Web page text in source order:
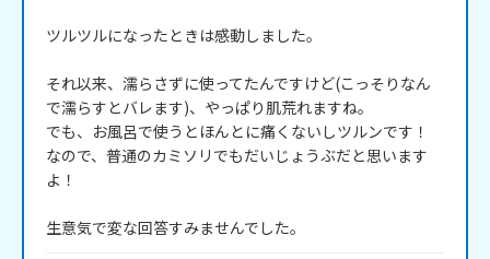
ツルツルになったときは感動しました。
それ以来、濡らさずに使ってたんですけど(こっそりなん
で濡らすとバレます)、やっぱり肌荒れますね。
でも、お風呂で使うとほんとに痛くないしツルンです！
なので、普通のカミソリでもだいじょうぶだと思います
よ！
生意気で変な回答すみませんでした。